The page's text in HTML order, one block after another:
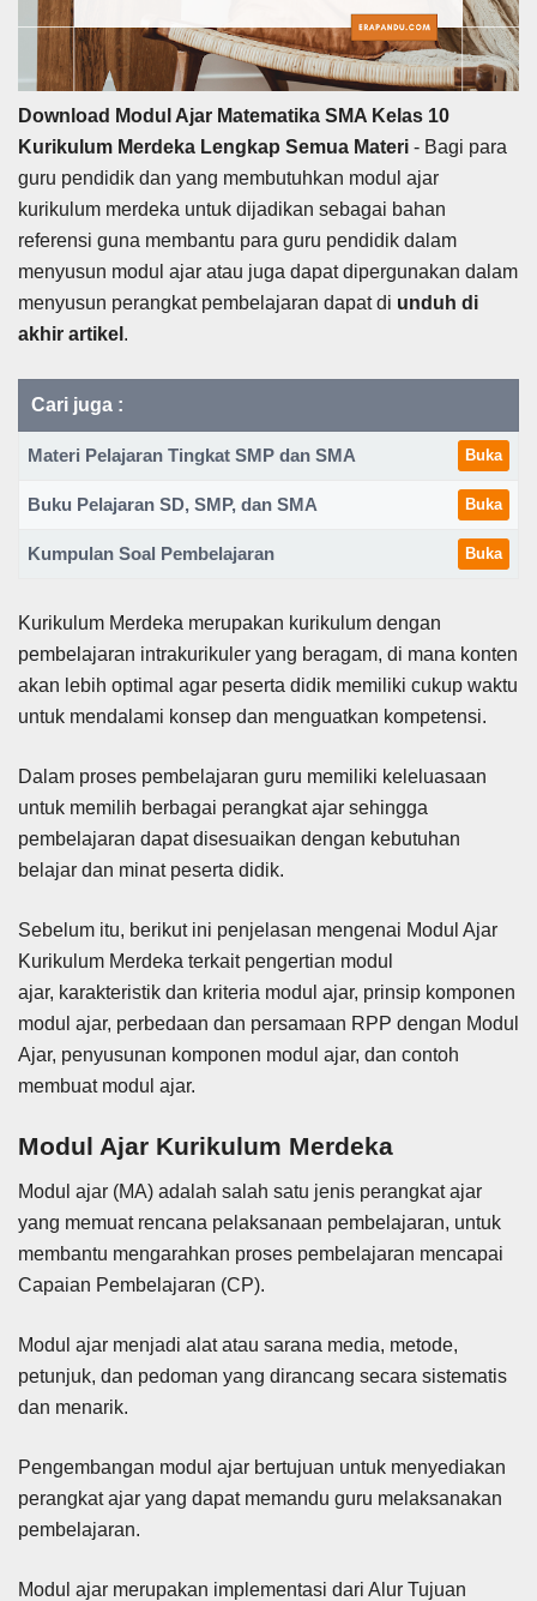
Download Modul Ajar Matematika SMA Kelas 10
Kurikulum Merdeka Lengkap Semua Materi - Bagi para
guru pendidik dan yang membutuhkan modul ajar
kurikulum merdeka untuk dijadikan sebagai bahan
referensi guna membantu para guru pendidik dalam
menyusun modul ajar atau juga dapat dipergunakan dalam
menyusun perangkat pembelajaran dapat di unduh di
akhir artikel .
Cari juga :
Materi Pelajaran Tingkat SMP dan SMA Buka
Buku Pelajaran SD, SMP, dan SMA Buka
Kumpulan Soal Pembelajaran Buka
Kurikulum Merdeka merupakan kurikulum dengan
pembelajaran intrakurikuler yang beragam, di mana konten
akan lebih optimal agar peserta didik memiliki cukup waktu
untuk mendalami konsep dan menguatkan kompetensi.
Dalam proses pembelajaran guru memiliki keleluasaan
untuk memilih berbagai perangkat ajar sehingga
pembelajaran dapat disesuaikan dengan kebutuhan
belajar dan minat peserta didik.
Sebelum itu, berikut ini penjelasan mengenai Modul Ajar
Kurikulum Merdeka terkait pengertian modul
ajar, karakteristik dan kriteria modul ajar, prinsip komponen
modul ajar, perbedaan dan persamaan RPP dengan Modul
Ajar, penyusunan komponen modul ajar, dan contoh
membuat modul ajar.
Modul Ajar Kurikulum Merdeka
Modul ajar (MA) adalah salah satu jenis perangkat ajar
yang memuat rencana pelaksanaan pembelajaran, untuk
membantu mengarahkan proses pembelajaran mencapai
Capaian Pembelajaran (CP).
Modul ajar menjadi alat atau sarana media, metode,
petunjuk, dan pedoman yang dirancang secara sistematis
dan menarik.
Pengembangan modul ajar bertujuan untuk menyediakan
perangkat ajar yang dapat memandu guru melaksanakan
pembelajaran.
Modul ajar merupakan implementasi dari Alur Tujuan